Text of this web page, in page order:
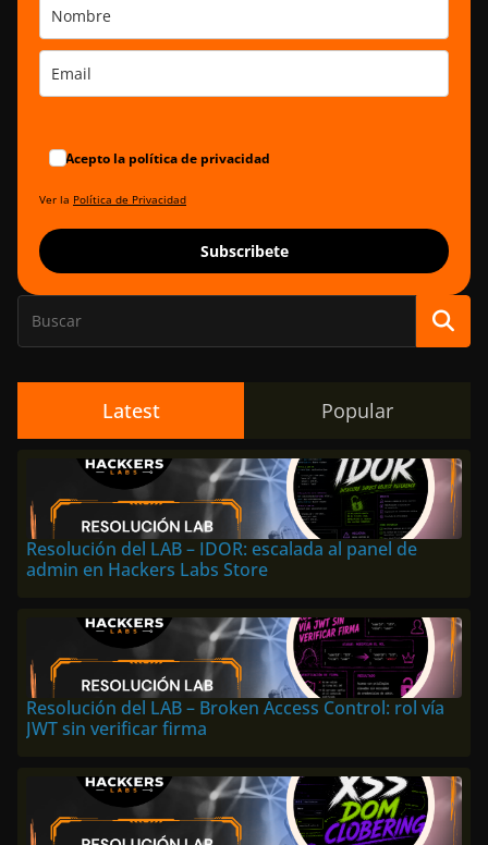
Acepto la política de privacidad
Ver la Política de Privacidad
Subscribete
Latest Popular
Resolución del LAB – IDOR: escalada al panel de
admin en Hackers Labs Store
Resolución del LAB – Broken Access Control: rol vía
JWT sin verificar firma